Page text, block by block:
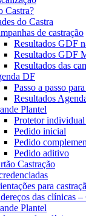
Castra?
do Castra
de castração
Resultados GDF
Resultados GDF
Resultados das
DF
Passo a passo
Resultados
Plantel
Protetor individual
Pedido inicial
Pedido
Pedido aditivo
Castração
para
das clínicas
Plantel